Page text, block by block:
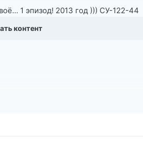
1 эпизод! 2013 год ))) СУ-122-44
контент